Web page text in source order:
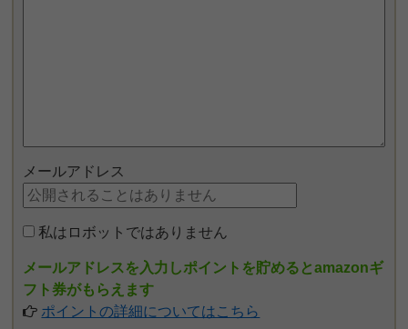
メールアドレス
私はロボットではありません
メールアドレスを入力しポイントを貯めるとamazonギ
フト券がもらえます
ポイントの詳細についてはこちら